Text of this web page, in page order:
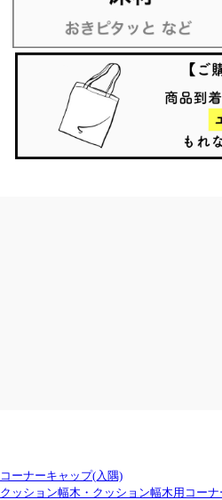
コーナーキャップ(入隅)
クッション幅木・クッション幅木用コー